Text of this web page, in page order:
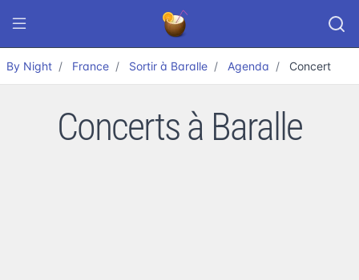
By Night France Sortir à Baralle Agenda Concert
Concerts à Baralle